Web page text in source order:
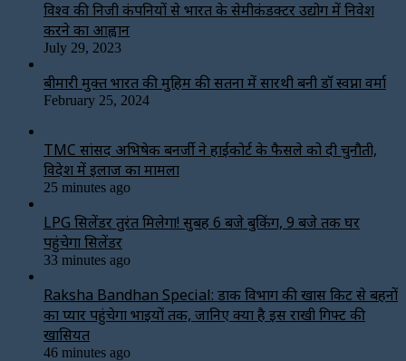
विश्‍व की निजी कंपनियों से भारत के सेमीकंडक्टर उद्योग में निवेश
करने का आह्वान
July 29, 2023
बीमारी मुक्त भारत की मुहिम की सतना में सारथी बनी डाॅ स्वप्ना वर्मा
February 25, 2024
TMC सांसद अभिषेक बनर्जी ने हाईकोर्ट के फैसले को दी चुनौती,
विदेश में इलाज का मामला
25 minutes ago
LPG सिलेंडर तुरंत मिलेगा! सुबह 6 बजे बुकिंग, 9 बजे तक घर
पहुंचेगा सिलेंडर
33 minutes ago
Raksha Bandhan Special: डाक विभाग की खास किट से बहनों
का प्यार पहुंचेगा भाइयों तक, जानिए क्या है इस राखी गिफ्ट की
खासियत
46 minutes ago